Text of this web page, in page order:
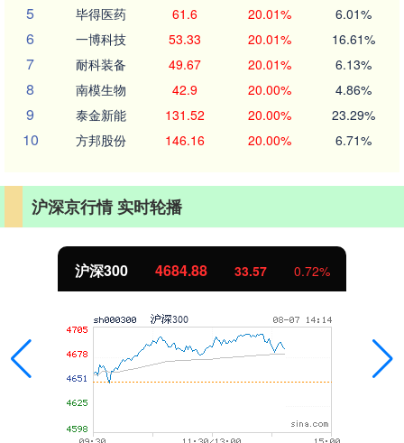
5 毕得医药 61.6 20.01% 6.01%
6 一博科技 53.33 20.01% 16.61%
7 耐科装备 49.67 20.01% 6.13%
8 南模生物 42.9 20.00% 4.86%
9 泰金新能 131.52 20.00% 23.29%
10 方邦股份 146.16 20.00% 6.71%
沪深京行情 实时轮播
沪深300 4684.88 33.57 0.72%